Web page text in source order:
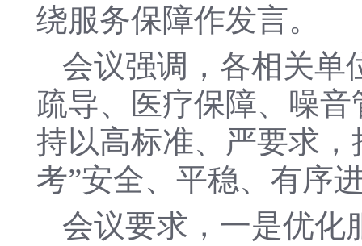
绕服务保障作发言。
会议强调，各相关单
疏导、医疗保障、噪
持以高标准、严要求
考”安全、平稳、有序
会议要求，一是优化